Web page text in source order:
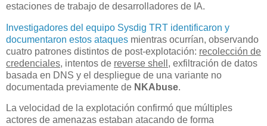
estaciones de trabajo de desarrolladores de IA.
Investigadores del equipo Sysdig TRT identificaron y
documentaron estos ataques mientras ocurrían, observando
cuatro patrones distintos de post-explotación: recolección de
credenciales, intentos de reverse shell , exfiltración de datos
basada en DNS y el despliegue de una variante no
documentada previamente de NKAbuse.
La velocidad de la explotación confirmó que múltiples
actores de amenazas estaban atacando de forma